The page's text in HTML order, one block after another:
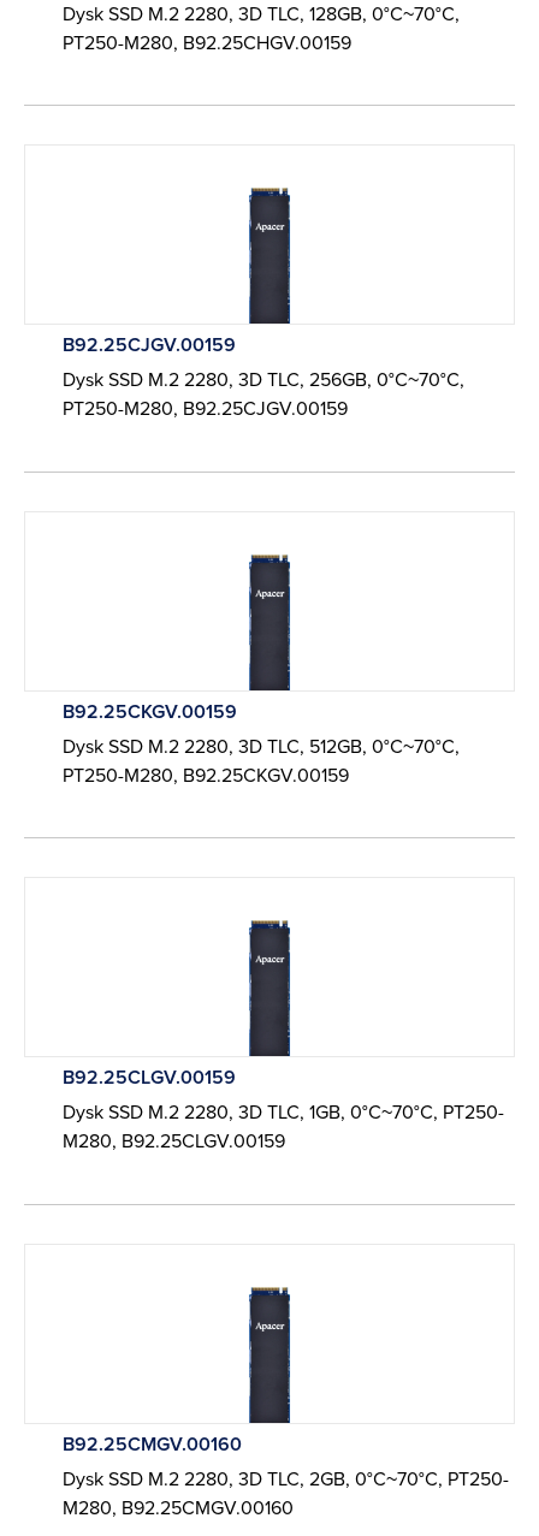
Dysk SSD M.2 2280, 3D TLC, 128GB, 0°C~70°C,
PT250-M280, B92.25CHGV.00159
B92.25CJGV.00159
Dysk SSD M.2 2280, 3D TLC, 256GB, 0°C~70°C,
PT250-M280, B92.25CJGV.00159
B92.25CKGV.00159
Dysk SSD M.2 2280, 3D TLC, 512GB, 0°C~70°C,
PT250-M280, B92.25CKGV.00159
B92.25CLGV.00159
Dysk SSD M.2 2280, 3D TLC, 1GB, 0°C~70°C, PT250-
M280, B92.25CLGV.00159
B92.25CMGV.00160
Dysk SSD M.2 2280, 3D TLC, 2GB, 0°C~70°C, PT250-
M280, B92.25CMGV.00160